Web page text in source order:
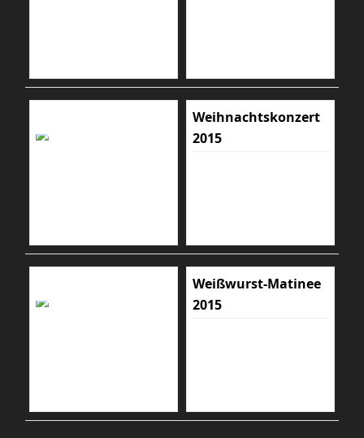
Weihnachtskonzert
2015
Weißwurst-Matinee
2015